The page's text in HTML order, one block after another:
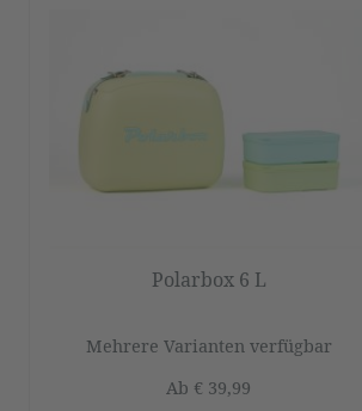
Polarbox 6 L
Mehrere Varianten verfügbar
Ab € 39,99